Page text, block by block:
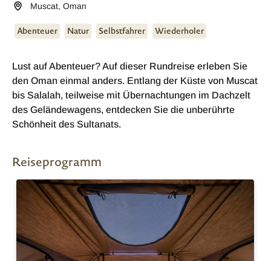
Muscat,Oman
Abenteuer Natur Selbstfahrer Wiederholer
Lust auf Abenteuer? Auf dieser Rundreise erleben Sie
den Oman einmal anders. Entlang der Küste von Muscat
bis Salalah, teilweise mit Übernachtungen im Dachzelt
des Geländewagens, entdecken Sie die unberührte
Schönheit des Sultanats.
Reiseprogramm